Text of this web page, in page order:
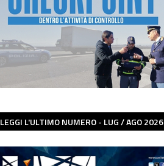
LEGGI L'ULTIMO NUMERO - LUG / AGO 2026